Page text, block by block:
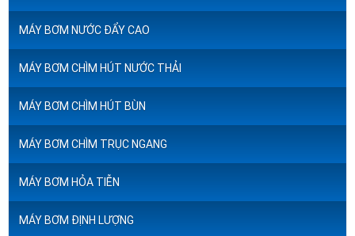
MÁY BƠM NƯỚC ĐẨY CAO
MÁY BƠM CHÌM HÚT NƯỚC THẢI
MÁY BƠM CHÌM HÚT BÙN
MÁY BƠM CHÌM TRỤC NGANG
MÁY BƠM HỎA TIỄN
MÁY BƠM ĐỊNH LƯỢNG